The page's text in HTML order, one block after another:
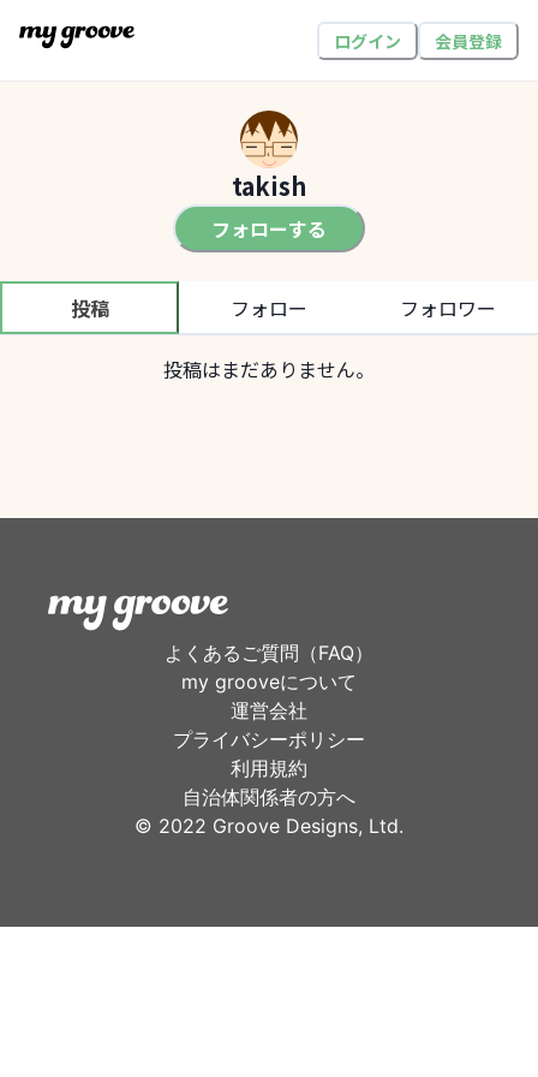
ログイン 会員登録
takish
フォローする
投稿 フォロー フォロワー
投稿はまだありません。
よくあるご質問（FAQ）
my grooveについて
運営会社
プライバシーポリシー
利用規約
自治体関係者の方へ
©︎ 2022 Groove Designs, Ltd.